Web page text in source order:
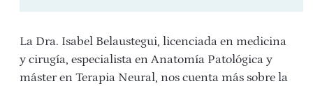
La Dra. Isabel Belaustegui, licenciada en medicina
y cirugía, especialista en Anatomía Patológica y
máster en Terapia Neural, nos cuenta más sobre la